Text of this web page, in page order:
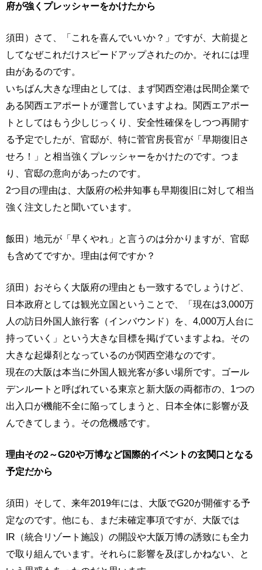
府が強くプレッシャーをかけたから
須田）さて、「これを喜んでいいか？」ですが、大前提と
してなぜこれだけスピードアップされたのか。それには理
由があるのです。
いちばん大きな理由としては、まず関西空港は民間企業で
ある関西エアポートが運営していますよね。関西エアポー
トとしてはもう少しじっくり、安全性確保をしつつ再開す
る予定でしたが、官邸が、特に菅官房長官が「早期復旧さ
せろ！」と相当強くプレッシャーをかけたのです。つま
り、官邸の意向があったのです。
2つ目の理由は、大阪府の松井知事も早期復旧に対して相当
強く注文したと聞いています。
飯田）地元が「早くやれ」と言うのは分かりますが、官邸
も含めてですか。理由は何ですか？
須田）おそらく大阪府の理由とも一致するでしょうけど、
日本政府としては観光立国ということで、「現在は3,000万
人の訪日外国人旅行客（インバウンド）を、4,000万人台に
持っていく」という大きな目標を掲げていますよね。その
大きな起爆剤となっているのが関西空港なのです。
現在の大阪は本当に外国人観光客が多い場所です。ゴール
デンルートと呼ばれている東京と新大阪の両都市の、1つの
出入口が機能不全に陥ってしまうと、日本全体に影響が及
んできてしまう。その危機感です。
理由その2～G20や万博など国際的イベントの玄関口となる
予定だから
須田）そして、来年2019年には、大阪でG20が開催する予
定なのです。他にも、まだ未確定事項ですが、大阪では
IR（統合リゾート施設）の開設や大阪万博の誘致にも全力
で取り組んでいます。それらに影響を及ぼしかねない、と